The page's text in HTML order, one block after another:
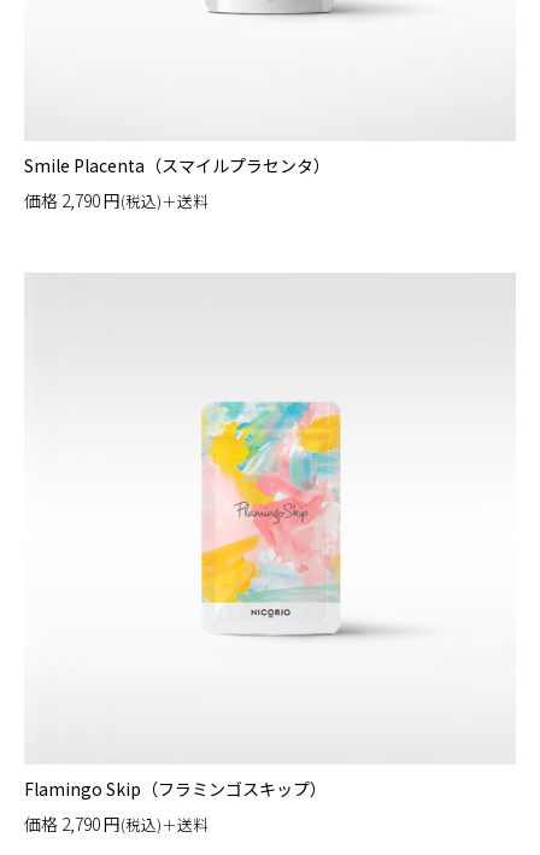
Smile Placenta（スマイルプラセンタ）
価格 2,790円(税込)＋送料
Flamingo Skip（フラミンゴスキップ）
価格 2,790円(税込)＋送料